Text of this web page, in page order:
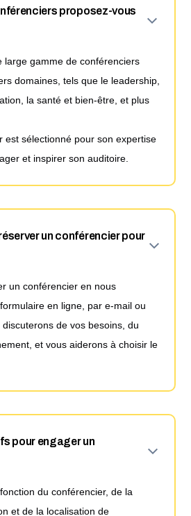
proposez-vous
large gamme de conférenciers
domaines, tels que le leadership,
la santé et bien-être, et plus
est sélectionné pour son expertise
et inspirer son auditoire.
un conférencier pour
un conférencier en nous
en ligne, par e-mail ou
de vos besoins, du
et vous aiderons à choisir le
pour engager un
du conférencier, de la
et de la localisation de